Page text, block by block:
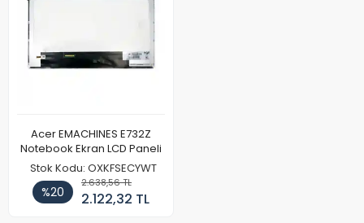
Acer EMACHINES E732Z
Notebook Ekran LCD Paneli
Stok Kodu: OXKFSECYWT
%20
2.638,56 TL
2.122,32 TL